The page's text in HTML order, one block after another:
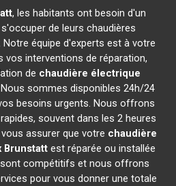
, les habitants ont besoin d'un
de leurs chaudières
équipe d'experts est à votre
interventions de réparation,
de chaudière électrique
sommes disponibles 24h/24
besoins urgents. Nous offrons
souvent dans les 2 heures
assurer que votre chaudière
Brunstatt est réparée ou installée
compétitifs et nous offrons
pour vous donner une totale